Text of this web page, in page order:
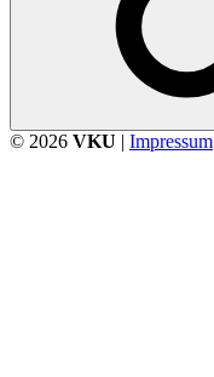
© 2026 VKU | Impressum